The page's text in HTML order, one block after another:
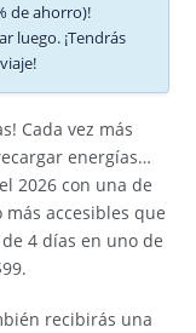
de ahorro)!
luego. ¡Tendrás
Cada vez más
energías…
2026 con una de
accesibles que
4 días en uno de
recibirás una